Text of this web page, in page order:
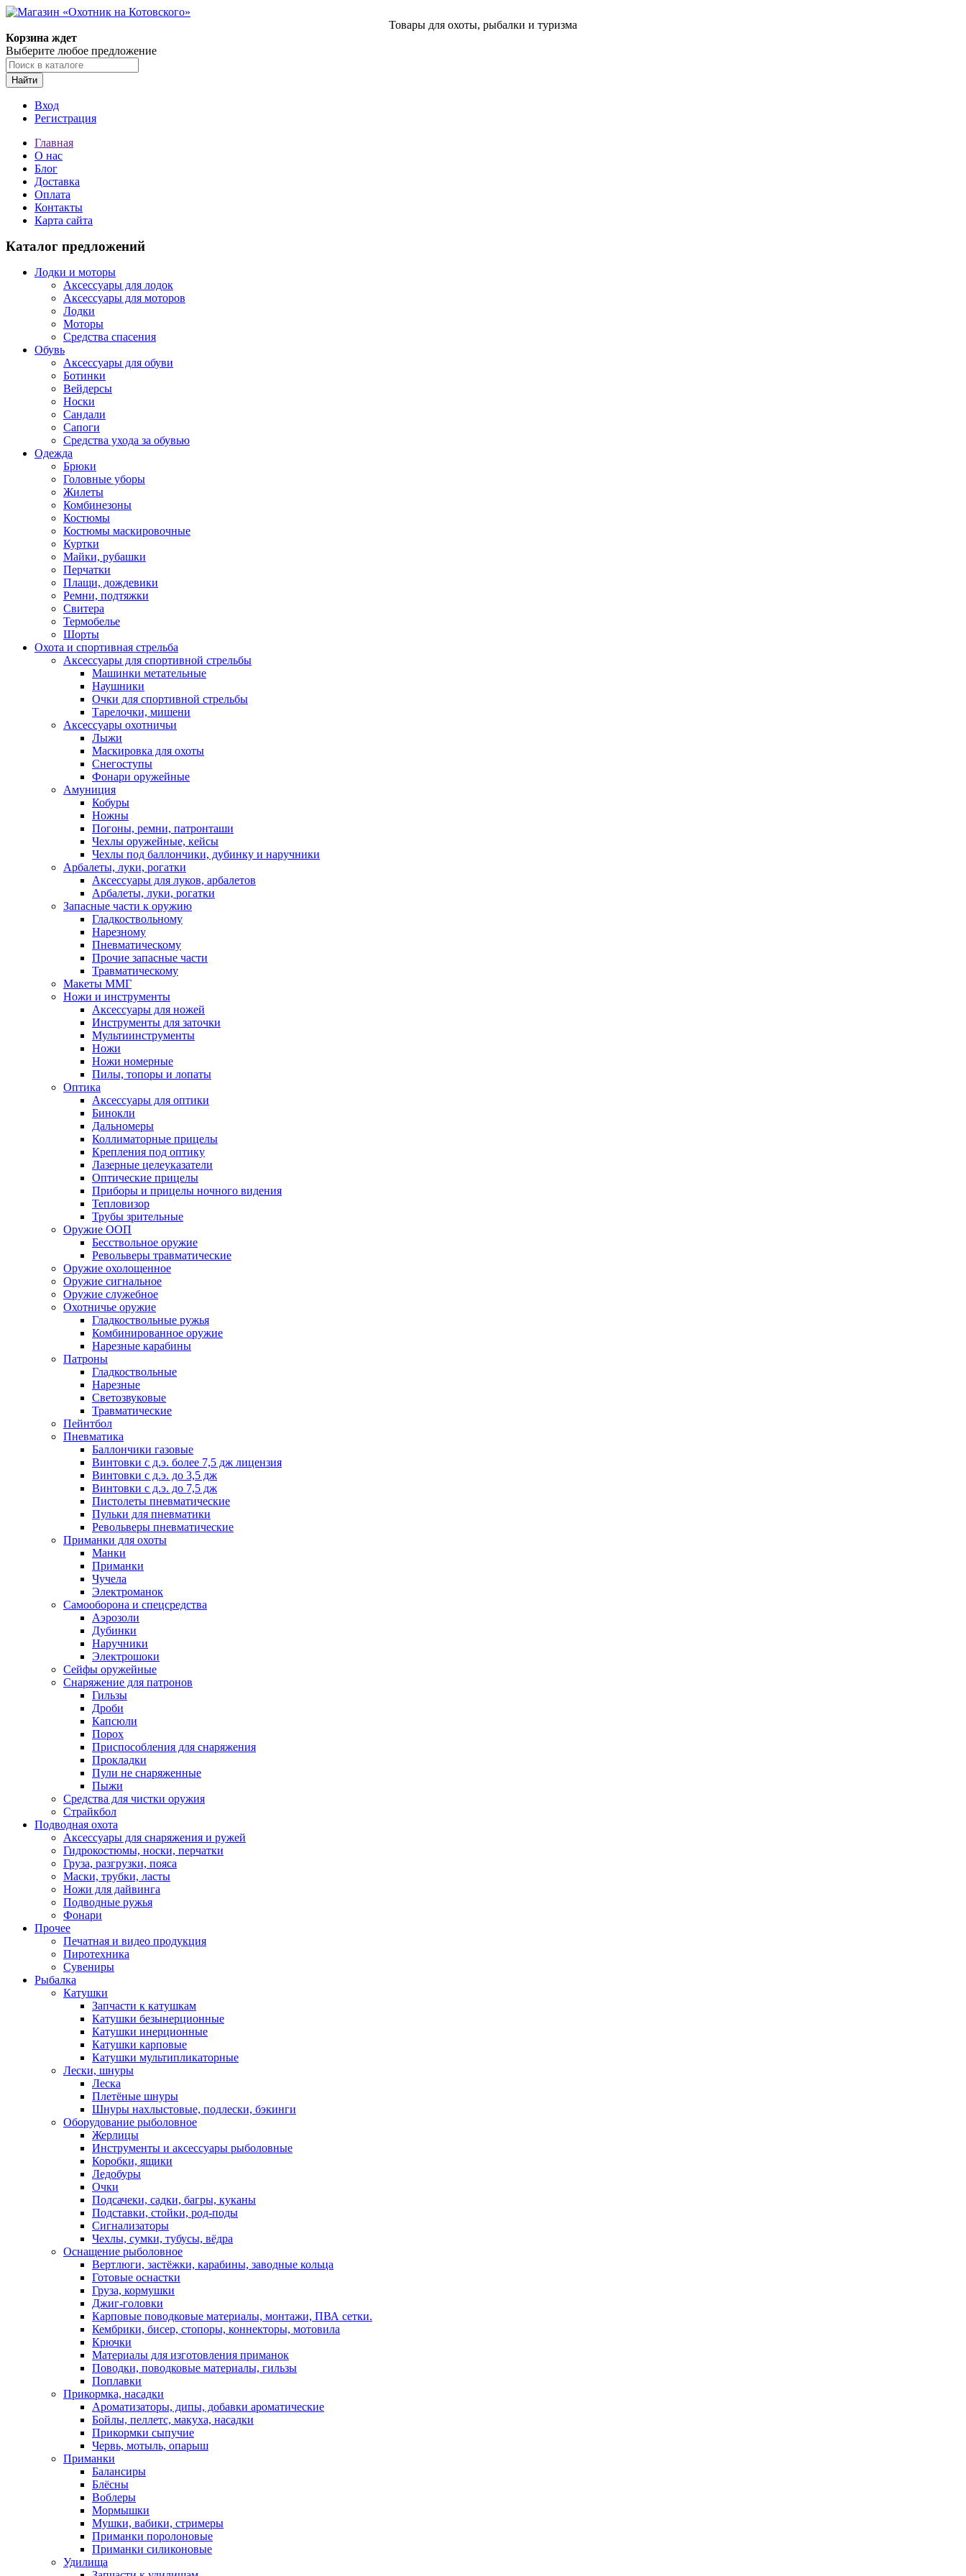
Товары для охоты, рыбалки и туризма
Корзина ждет
Выберите любое предложение
Найти
Вход
Регистрация
Главная
О нас
Блог
Доставка
Оплата
Контакты
Карта сайта
Каталог предложений
Лодки и моторы
Аксессуары для лодок
Аксессуары для моторов
Лодки
Моторы
Средства спасения
Обувь
Аксессуары для обуви
Ботинки
Вейдерсы
Носки
Сандали
Сапоги
Средства ухода за обувью
Одежда
Брюки
Головные уборы
Жилеты
Комбинезоны
Костюмы
Костюмы маскировочные
Куртки
Майки, рубашки
Перчатки
Плащи, дождевики
Ремни, подтяжки
Свитера
Термобелье
Шорты
Охота и спортивная стрельба
Аксессуары для спортивной стрельбы
Машинки метательные
Наушники
Очки для спортивной стрельбы
Тарелочки, мишени
Аксессуары охотничьи
Лыжи
Маскировка для охоты
Снегоступы
Фонари оружейные
Амуниция
Кобуры
Ножны
Погоны, ремни, патронташи
Чехлы оружейные, кейсы
Чехлы под баллончики, дубинку и наручники
Арбалеты, луки, рогатки
Аксессуары для луков, арбалетов
Арбалеты, луки, рогатки
Запасные части к оружию
Гладкоствольному
Нарезному
Пневматическому
Прочие запасные части
Травматическому
Макеты ММГ
Ножи и инструменты
Аксессуары для ножей
Инструменты для заточки
Мультиинструменты
Ножи
Ножи номерные
Пилы, топоры и лопаты
Оптика
Аксессуары для оптики
Бинокли
Дальномеры
Коллиматорные прицелы
Крепления под оптику
Лазерные целеуказатели
Оптические прицелы
Приборы и прицелы ночного видения
Тепловизор
Трубы зрительные
Оружие ООП
Бесствольное оружие
Револьверы травматические
Оружие охолощенное
Оружие сигнальное
Оружие служебное
Охотничье оружие
Гладкоствольные ружья
Комбинированное оружие
Нарезные карабины
Патроны
Гладкоствольные
Нарезные
Светозвуковые
Травматические
Пейнтбол
Пневматика
Баллончики газовые
Винтовки с д.э. более 7,5 дж лицензия
Винтовки с д.э. до 3,5 дж
Винтовки с д.э. до 7,5 дж
Пистолеты пневматические
Пульки для пневматики
Револьверы пневматические
Приманки для охоты
Манки
Приманки
Чучела
Электроманок
Самооборона и спецсредства
Аэрозоли
Дубинки
Наручники
Электрошоки
Сейфы оружейные
Снаряжение для патронов
Гильзы
Дроби
Капсюли
Порох
Приспособления для снаряжения
Прокладки
Пули не снаряженные
Пыжи
Средства для чистки оружия
Страйкбол
Подводная охота
Аксессуары для снаряжения и ружей
Гидрокостюмы, носки, перчатки
Груза, разгрузки, пояса
Маски, трубки, ласты
Ножи для дайвинга
Подводные ружья
Фонари
Прочее
Печатная и видео продукция
Пиротехника
Сувениры
Рыбалка
Катушки
Запчасти к катушкам
Катушки безынерционные
Катушки инерционные
Катушки карповые
Катушки мультипликаторные
Лески, шнуры
Леска
Плетёные шнуры
Шнуры нахлыстовые, подлески, бэкинги
Оборудование рыболовное
Жерлицы
Инструменты и аксессуары рыболовные
Коробки, ящики
Ледобуры
Очки
Подсачеки, садки, багры, куканы
Подставки, стойки, род-поды
Сигнализаторы
Чехлы, сумки, тубусы, вёдра
Оснащение рыболовное
Вертлюги, застёжки, карабины, заводные кольца
Готовые оснастки
Груза, кормушки
Джиг-головки
Карповые поводковые материалы, монтажи, ПВА сетки.
Кембрики, бисер, стопоры, коннекторы, мотовила
Крючки
Материалы для изготовления приманок
Поводки, поводковые материалы, гильзы
Поплавки
Прикормка, насадки
Ароматизаторы, дипы, добавки ароматические
Бойлы, пеллетс, макуха, насадки
Прикормки сыпучие
Червь, мотыль, опарыш
Приманки
Балансиры
Блёсны
Воблеры
Мормышки
Мушки, вабики, стримеры
Приманки поролоновые
Приманки силиконовые
Удилища